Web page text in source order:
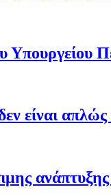
Υπουργείου
είναι
ανάπτυξης